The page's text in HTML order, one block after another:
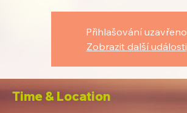
Přihlašování uzavřeno
Zobrazit další události
Time & Location